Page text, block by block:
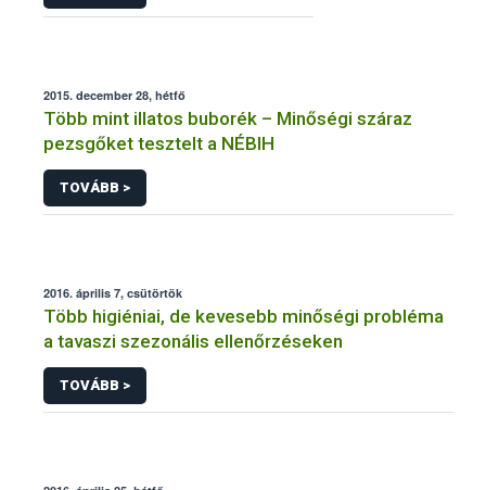
2015. december 28, hétfő
Több mint illatos buborék – Minőségi száraz
pezsgőket tesztelt a NÉBIH
TOVÁBB >
2016. április 7, csütörtök
Több higiéniai, de kevesebb minőségi probléma
a tavaszi szezonális ellenőrzéseken
TOVÁBB >